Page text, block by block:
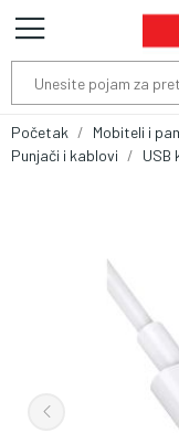
Početak Mobiteli i
Punjači i kablovi
USB